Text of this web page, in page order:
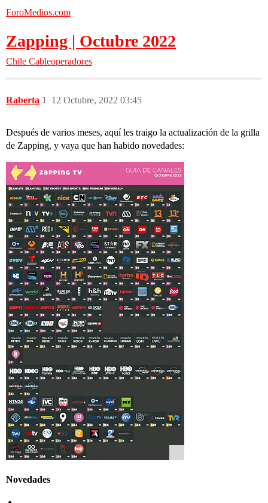
ForoMedios.com
Zapping | Octubre 2022
Chile Cableoperadores
Raberta 12 Octubre, 2022 03:45
1
Después de varios meses, aquí les traigo la actualización de la grilla
de Zapping, y vaya que han habido novedades:
Novedades